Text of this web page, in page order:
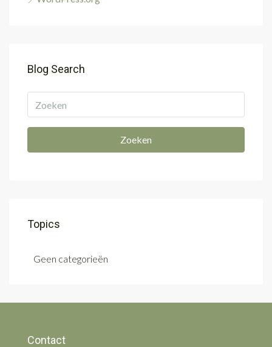
Blog Search
Zoeken
Topics
Geen categorieën
Contact